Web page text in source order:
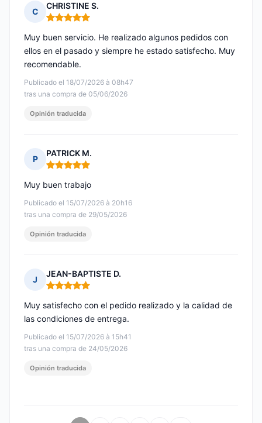
C
CHRISTINE S.
Nota: 5 de 5
Publicado el 18/07/2026 à 08h47
tras una compra de 05/06/2026
Muy buen servicio. He realizado algunos pedidos con
ellos en el pasado y siempre he estado satisfecho. Muy
recomendable.
Opinión traducida
P
PATRICK M.
Nota: 5 de 5
Publicado el 15/07/2026 à 20h16
tras una compra de 29/05/2026
Muy buen trabajo
Opinión traducida
J
JEAN-BAPTISTE D.
Nota: 5 de 5
Publicado el 15/07/2026 à 15h41
tras una compra de 24/05/2026
Muy satisfecho con el pedido realizado y la calidad de
las condiciones de entrega.
Opinión traducida